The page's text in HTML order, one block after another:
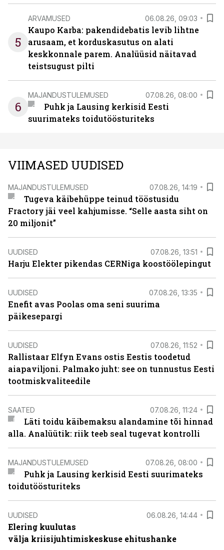
5
ARVAMUSED 06.08.26, 09:03
Kaupo Karba: pakendidebatis levib lihtne
arusaam, et korduskasutus on alati
keskkonnale parem. Analüüsid näitavad
teistsugust pilti
6
MAJANDUSTULEMUSED 07.08.26, 08:00
Puhk ja Lausing kerkisid Eesti
suurimateks toidutöösturiteks
VIIMASED UUDISED
MAJANDUSTULEMUSED 07.08.26, 14:19
Tugeva käibehüppe teinud tööstusidu
Fractory jäi veel kahjumisse. “Selle aasta siht on
20 miljonit”
UUDISED 07.08.26, 13:51
Harju Elekter pikendas CERNiga koostöölepingut
UUDISED 07.08.26, 13:35
Enefit avas Poolas oma seni suurima
päikesepargi
UUDISED 07.08.26, 11:52
Rallistaar Elfyn Evans ostis Eestis toodetud
aiapaviljoni. Palmako juht: see on tunnustus Eesti
tootmiskvaliteedile
SAATED 07.08.26, 11:24
Läti toidu käibemaksu alandamine tõi hinnad
alla. Analüütik: riik teeb seal tugevat kontrolli
MAJANDUSTULEMUSED 07.08.26, 08:00
Puhk ja Lausing kerkisid Eesti suurimateks
toidutöösturiteks
UUDISED 06.08.26, 14:44
Elering kuulutas
välja kriisijuhtimiskeskuse ehitushanke